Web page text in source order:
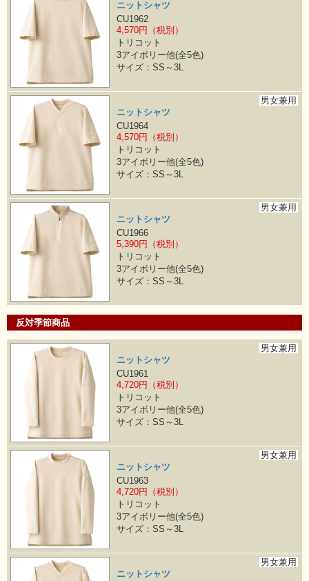
ニットシャツ
CU1962
4,570円（税別）
トリコット
3アイボリー他(全5色)
サイズ：SS～3L
男女兼用
ニットシャツ
CU1964
4,570円（税別）
トリコット
3アイボリー他(全5色)
サイズ：SS～3L
男女兼用
ニットシャツ
CU1966
5,390円（税別）
トリコット
3アイボリー他(全5色)
サイズ：SS～3L
反対季節商品
男女兼用
ニットシャツ
CU1961
4,720円（税別）
トリコット
3アイボリー他(全5色)
サイズ：SS～3L
男女兼用
ニットシャツ
CU1963
4,720円（税別）
トリコット
3アイボリー他(全5色)
サイズ：SS～3L
男女兼用
ニットシャツ